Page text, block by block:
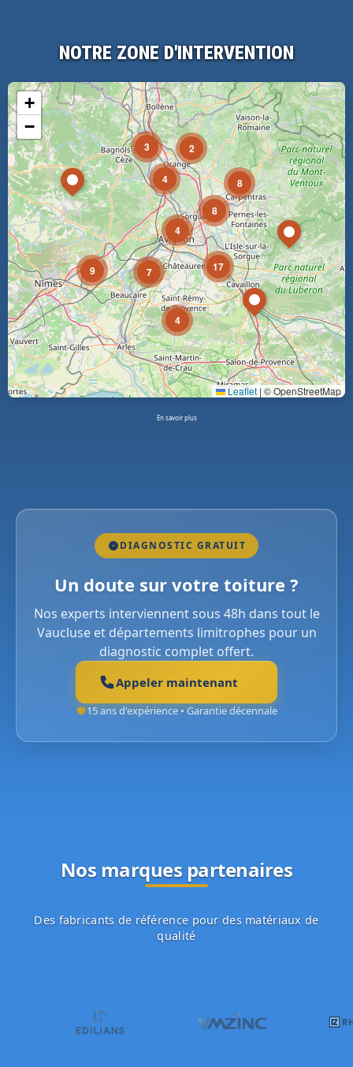
NOTRE ZONE D'INTERVENTION
3
4
9 7
2
4
4
17
8
8
+
−
Leaflet | © OpenStreetMap
En savoir plus
DIAGNOSTIC GRATUIT
Un doute sur votre toiture ?
Nos experts interviennent sous 48h dans tout le
Vaucluse et départements limitrophes pour un
diagnostic complet offert.
Appeler maintenant
15 ans d'expérience • Garantie décennale
Nos marques partenaires
Des fabricants de référence pour des matériaux de
qualité